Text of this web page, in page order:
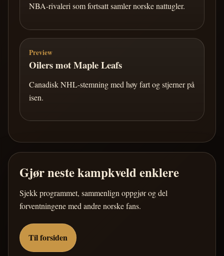
NBA-rivaleri som fortsatt samler norske nattugler.
Preview
Oilers mot Maple Leafs
Canadisk NHL-stemning med høy fart og stjerner på
isen.
Gjør neste kampkveld enklere
Sjekk programmet, sammenlign oppgjør og del
forventningene med andre norske fans.
Til forsiden